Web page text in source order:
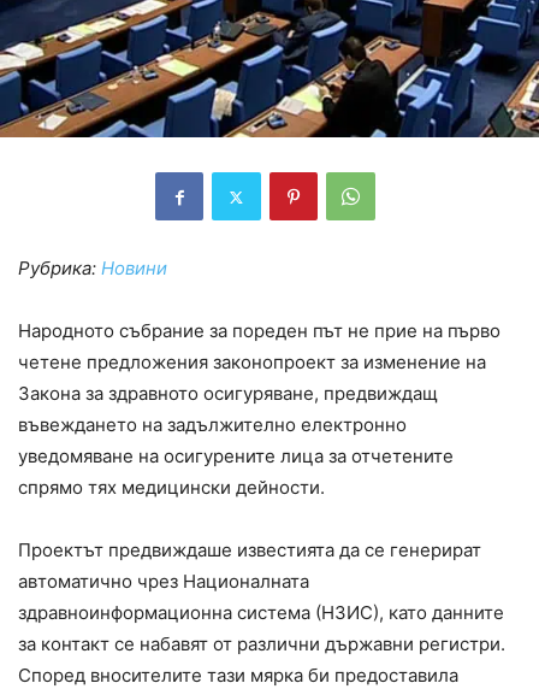
Рубрика: Новини
Народното събрание за пореден път не прие на първо
четене предложения законопроект за изменение на
Закона за здравното осигуряване, предвиждащ
въвеждането на задължително електронно
уведомяване на осигурените лица за отчетените
спрямо тях медицински дейности.
Проектът предвиждаше известията да се генерират
автоматично чрез Националната
здравноинформационна система (НЗИС), като данните
за контакт се набавят от различни държавни регистри.
Според вносителите тази мярка би предоставила